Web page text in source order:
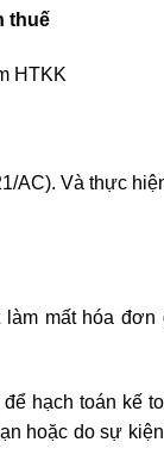
thuế
HTKK
AC). Và thực
mất hóa
hạch toán kế
hoặc do sự